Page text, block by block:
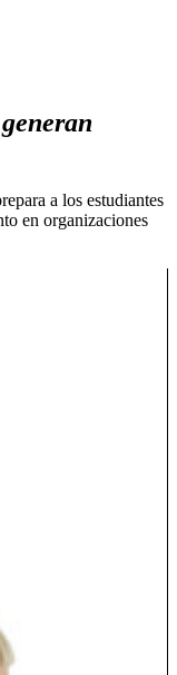
generan
a los estudiantes
en organizaciones